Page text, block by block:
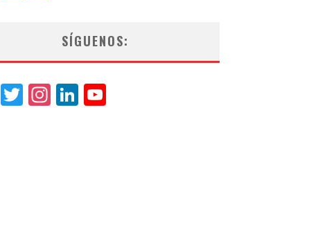
SÍGUENOS:
Facebook
Twitter
Instagram
LinkedIn